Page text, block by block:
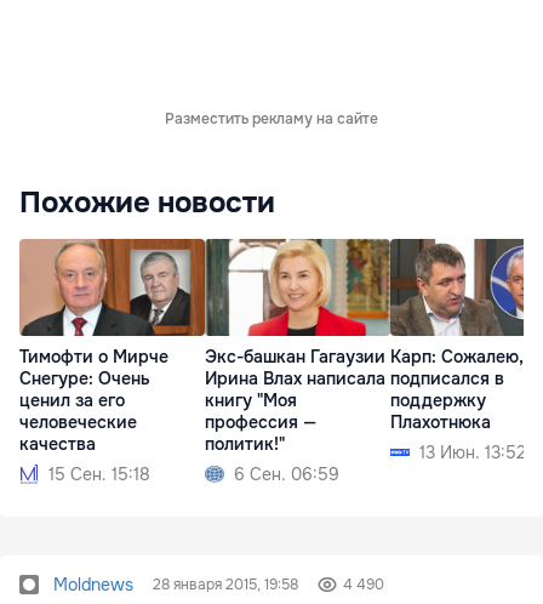
Разместить рекламу на сайте
Похожие новости
Тимофти о Мирче
Снегуре: Очень
ценил за его
человеческие
качества
15 Сен. 15:18
Экс-башкан Гагаузии
Ирина Влах написала
книгу "Моя
профессия —
политик!"
6 Сен. 06:59
Карп: Сожалею,
подписался в
поддержку
Плахотнюка
13 Июн. 13:52
Moldnews 28 января 2015, 19:58 4 490